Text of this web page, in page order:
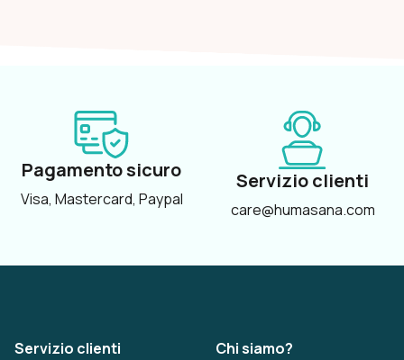
Pagamento sicuro
Visa, Mastercard, Paypal
Servizio clienti
care@humasana.com
Servizio clienti
Chi siamo?